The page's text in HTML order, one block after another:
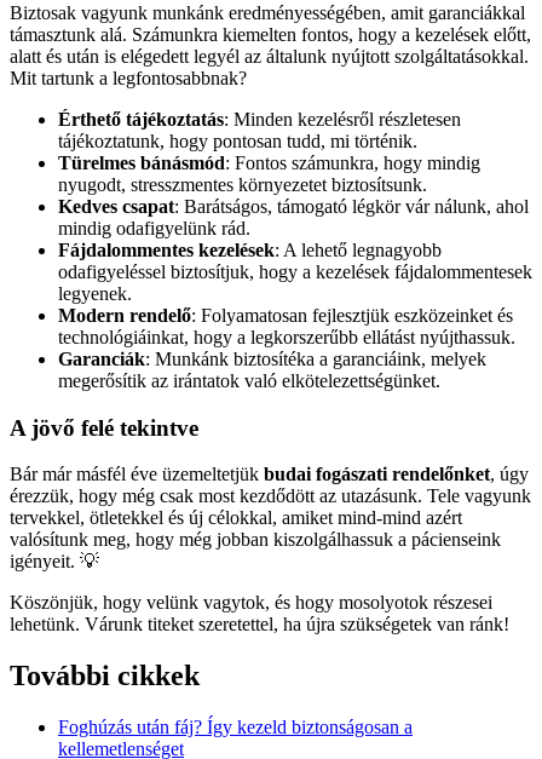
Biztosak vagyunk munkánk eredményességében, amit garanciákkal
támasztunk alá. Számunkra kiemelten fontos, hogy a kezelések előtt,
alatt és után is elégedett legyél az általunk nyújtott szolgáltatásokkal.
Mit tartunk a legfontosabbnak?
Érthető tájékoztatás: Minden kezelésről részletesen
tájékoztatunk, hogy pontosan tudd, mi történik.
Türelmes bánásmód: Fontos számunkra, hogy mindig
nyugodt, stresszmentes környezetet biztosítsunk.
Kedves csapat: Barátságos, támogató légkör vár nálunk, ahol
mindig odafigyelünk rád.
Fájdalommentes kezelések: A lehető legnagyobb
odafigyeléssel biztosítjuk, hogy a kezelések fájdalommentesek
legyenek.
Modern rendelő: Folyamatosan fejlesztjük eszközeinket és
technológiáinkat, hogy a legkorszerűbb ellátást nyújthassuk.
Garanciák: Munkánk biztosítéka a garanciáink, melyek
megerősítik az irántatok való elkötelezettségünket.
A jövő felé tekintve
Bár már másfél éve üzemeltetjük budai fogászati rendelőnket, úgy
érezzük, hogy még csak most kezdődött az utazásunk. Tele vagyunk
tervekkel, ötletekkel és új célokkal, amiket mind-mind azért
valósítunk meg, hogy még jobban kiszolgálhassuk a pácienseink
igényeit. 💡
Köszönjük, hogy velünk vagytok, és hogy mosolyotok részesei
lehetünk. Várunk titeket szeretettel, ha újra szükségetek van ránk!
További cikkek
Foghúzás után fáj? Így kezeld biztonságosan a
kellemetlenséget